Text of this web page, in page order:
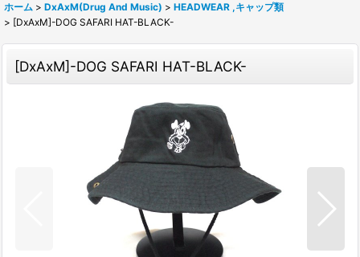
ホーム > DxAxM(Drug And Music) > HEADWEAR ,キャップ類
> [DxAxM]-DOG SAFARI HAT-BLACK-
[DxAxM]-DOG SAFARI HAT-BLACK-